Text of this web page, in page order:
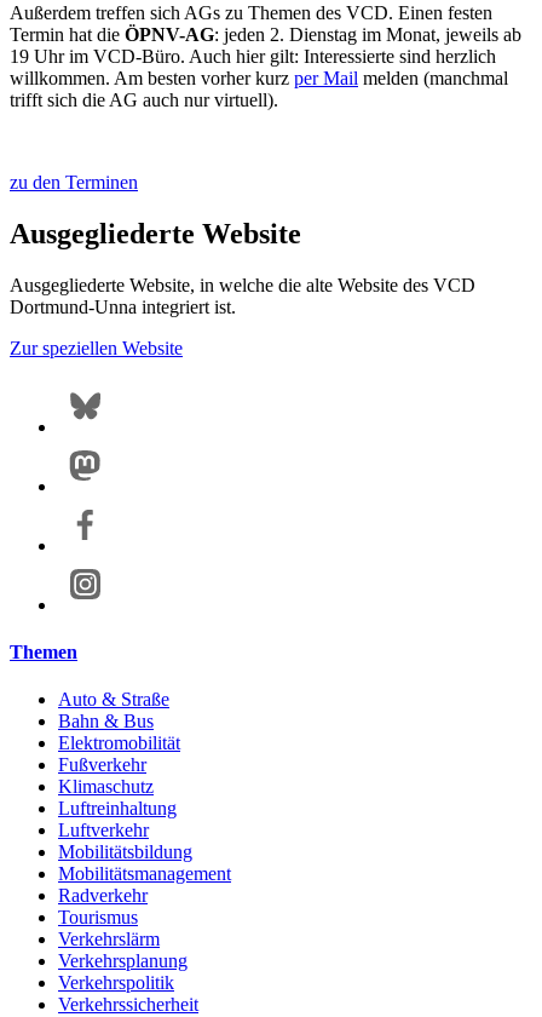
Außerdem treffen sich AGs zu Themen des VCD. Einen festen
Termin hat die ÖPNV-AG: jeden 2. Dienstag im Monat, jeweils ab
19 Uhr im VCD-Büro. Auch hier gilt: Interessierte sind herzlich
willkommen. Am besten vorher kurz per Mail melden (manchmal
trifft sich die AG auch nur virtuell).
zu den Terminen
Ausgegliederte Website
Ausgegliederte Website, in welche die alte Website des VCD
Dortmund-Unna integriert ist.
Zur speziellen Website
Themen
Auto & Straße
Bahn & Bus
Elektromobilität
Fußverkehr
Klimaschutz
Luftreinhaltung
Luftverkehr
Mobilitätsbildung
Mobilitätsmanagement
Radverkehr
Tourismus
Verkehrslärm
Verkehrsplanung
Verkehrspolitik
Verkehrssicherheit